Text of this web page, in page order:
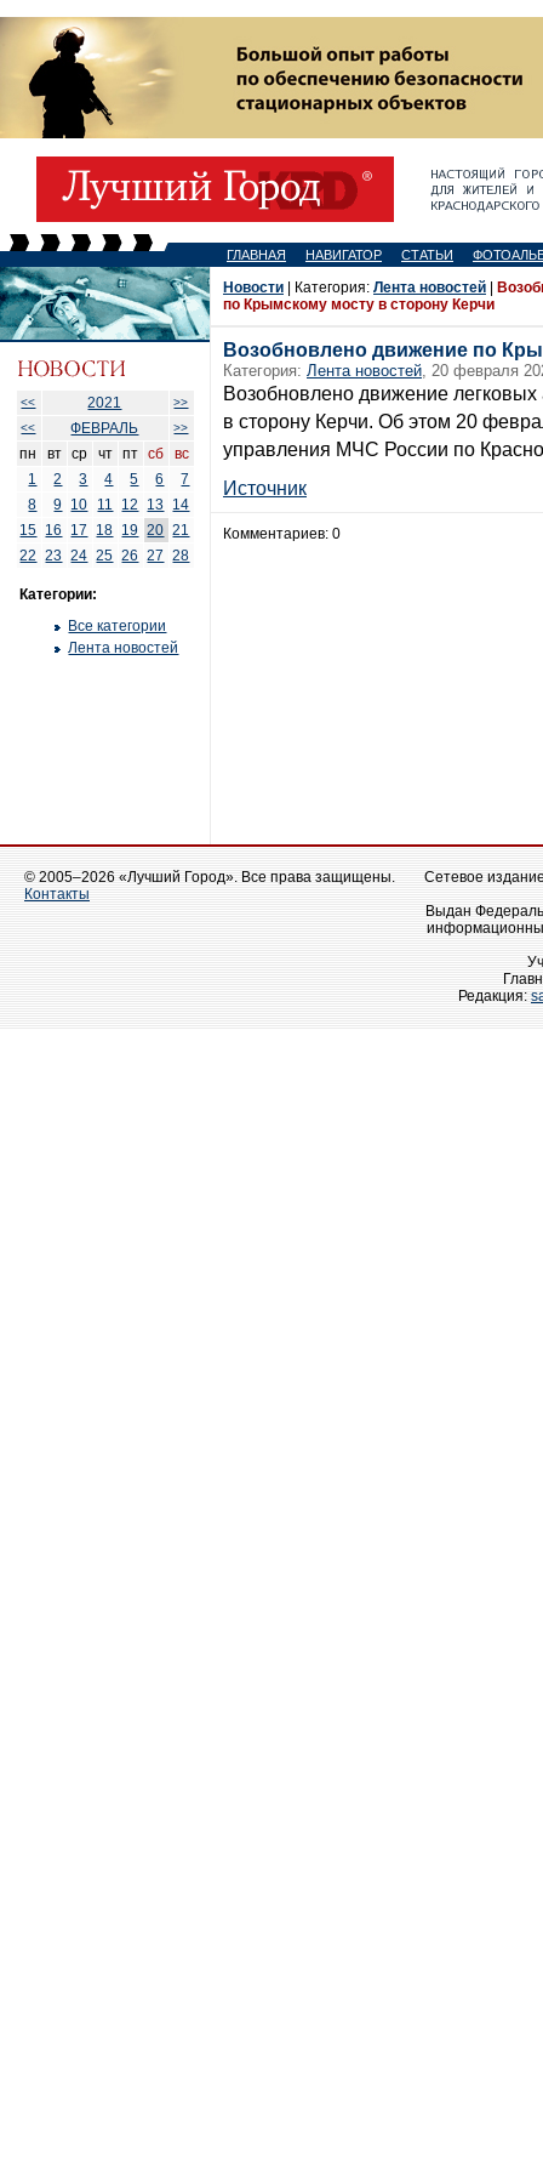
ГЛАВНАЯ НАВИГАТОР СТАТЬИ
<< 2021
>>
<<
ФЕВРАЛЬ >>
пн вт ср чт пт сб
вс
1
2 3 4 5 6
7
8
9 10 11 12 13 14
15 16 17 18 19 20 21
22
23 24 25 26 27 28
Категории:
Все категории
Лента новостей
Новости | Категория: Лента новостей
по Крымскому мосту в сторону Керчи
Возобновлено движение по
Категория: Лента новостей, 20 февраля
Возобновлено движение
в сторону Керчи. Об этом 20
управления МЧС России по
Источник
Комментариев: 0
© 2005–2026 «Лучший Город». Все права защищены.
Контакты
Сетевое
Выдан
Редакция: